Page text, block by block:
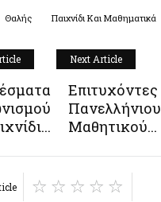
Θαλής Παιχνίδι Και Μαθηματικά
Next Article
Επιτυχόντες
Πανελλήνιου
Μαθητικού...